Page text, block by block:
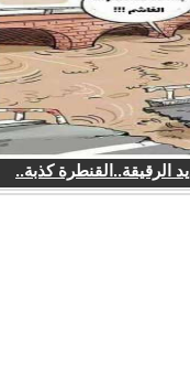
الرقيقة..القنطرة كذبة..